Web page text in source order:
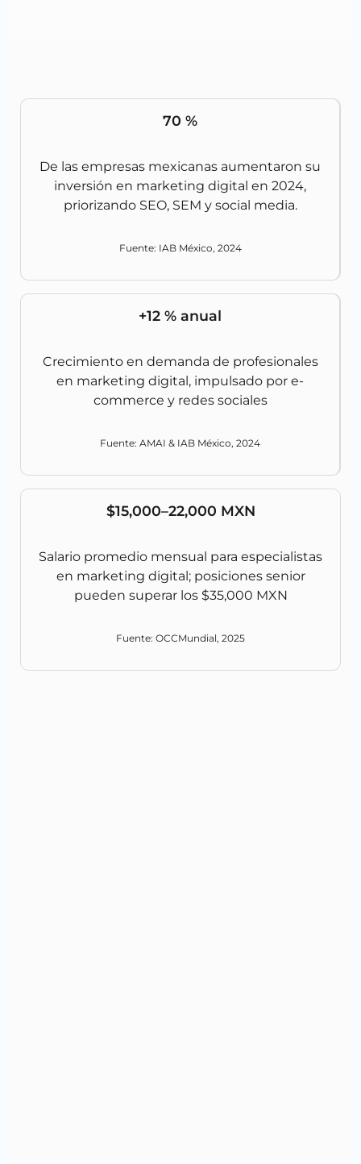
70 %
De las empresas mexicanas aumentaron su
inversión en marketing digital en 2024,
priorizando SEO, SEM y social media.
Fuente: IAB México, 2024
+12 % anual
Crecimiento en demanda de profesionales
en marketing digital, impulsado por e-
commerce y redes sociales
Fuente: AMAI & IAB México, 2024
$15,000–22,000 MXN
Salario promedio mensual para especialistas
en marketing digital; posiciones senior
pueden superar los $35,000 MXN
Fuente: OCCMundial, 2025